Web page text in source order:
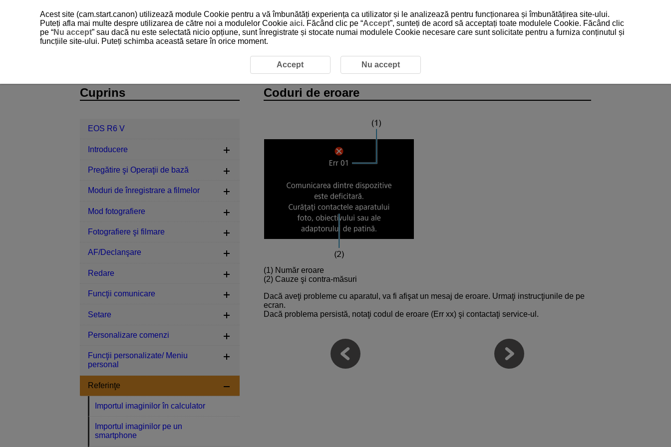
Coduri de eroare
(1) Număr eroare
(2) Cauze şi contra-măsuri
Dacă aveţi probleme cu aparatul, va fi afişat un mesaj de eroare. Urmaţi instrucţiunile de pe
ecran.
Dacă problema persistă, notaţi codul de eroare (Err xx) şi contactaţi service-ul.
Cuprins
EOS R6 V
Introducere
Pregătire şi Operaţii de bază
Moduri de înregistrare a filmelor
Mod fotografiere
Fotografiere şi filmare
AF/Declanşare
Redare
Funcţii comunicare
Setare
Personalizare comenzi
Funcţii personalizate/ Meniu
personal
Referinţe
Importul imaginilor în calculator
Importul imaginilor pe un
smartphone
Acest site (cam.start.canon) utilizează module Cookie pentru a vă îmbunătăți experiența ca utilizator și le analizează pentru funcționarea și îmbunătățirea site-ului.
Puteți afla mai multe despre utilizarea de către noi a modulelor Cookie aici. Făcând clic pe “Accept”, sunteți de acord să acceptați toate modulele Cookie. Făcând clic
pe “Nu accept” sau dacă nu este selectată nicio opțiune, sunt înregistrate și stocate numai modulele Cookie necesare care sunt solicitate pentru a furniza conținutul și
funcțiile site-ului. Puteți schimba această setare în orice moment.
Accept Nu accept